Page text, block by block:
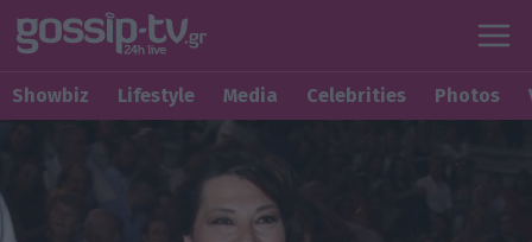
Showbiz Lifestyle Media Celebrities Photos